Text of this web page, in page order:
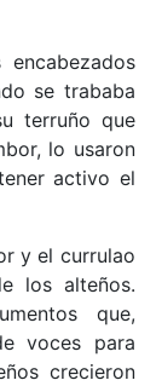
se trababa
terruño que
lo usaron
activo el
y el currulao
los alteños.
que,
voces para
crecieron